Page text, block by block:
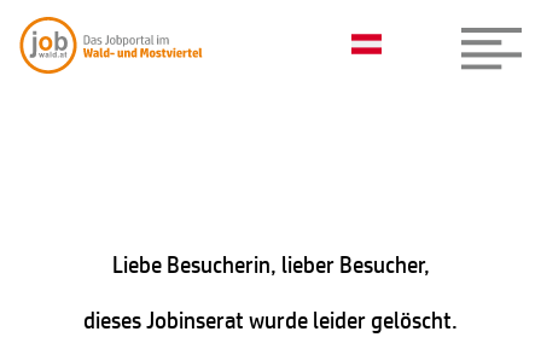
Liebe Besucherin, lieber Besucher,
dieses Jobinserat wurde leider gelöscht.